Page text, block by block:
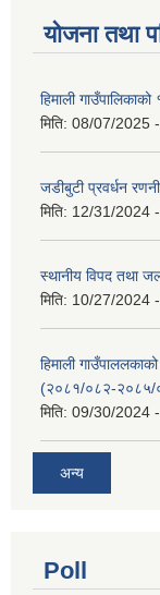
योजना तथा
हिमाली गाउँपालिकाको
मिति: 08/07/2025
जडीबुटी प्रवर्धन
मिति: 12/31/2024
स्थानीय विपद तथा
मिति: 10/27/2024
हिमाली
(२०८१/०८२-२०८५/
मिति: 09/30/2024
अन्य
Poll